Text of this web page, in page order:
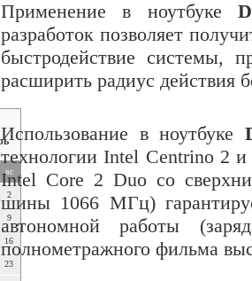
вс
2
9
16
23
Применение в ноутбуке
разработок позволяет
быстродействие системы,
расширить радиус действия
Использование вноутбуке
технологии Intel Centrino 2 и
Intel Core 2 Duo со
шины 1066 МГц)
автономной работы
полнометражного фильма